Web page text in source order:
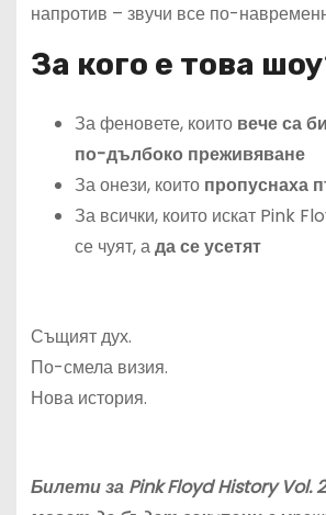
напротив – звучи все по-
За кого е това
За феновете, които вече са
по-дълбоко преживяване
За онези, които пропуснаха
За всички, които искат Pink
се чуят, ада се усетят
Същият дух.
По-смела визия.
Нова история.
Билети за Pink Floyd History Vol.